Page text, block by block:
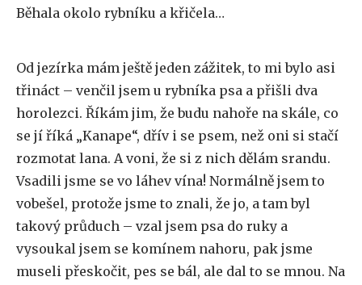
Běhala okolo rybníku a křičela…
Od jezírka mám ještě jeden zážitek, to mi bylo asi
třináct – venčil jsem u rybníka psa a přišli dva
horolezci. Říkám jim, že budu nahoře na skále, co
se jí říká „Kanape“, dřív i se psem, než oni si stačí
rozmotat lana. A voni, že si z nich dělám srandu.
Vsadili jsme se vo láhev vína! Normálně jsem to
vobešel, protože jsme to znali, že jo, a tam byl
takový průduch – vzal jsem psa do ruky a
vysoukal jsem se komínem nahoru, pak jsme
museli přeskočit, pes se bál, ale dal to se mnou. Na